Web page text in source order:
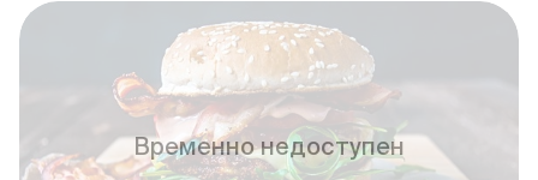
Временно недоступен